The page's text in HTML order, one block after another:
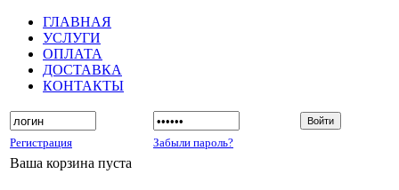
ГЛАВНАЯ
УСЛУГИ
ОПЛАТА
ДОСТАВКА
КОНТАКТЫ
Регистрация Забыли пароль?
Ваша корзина пуста